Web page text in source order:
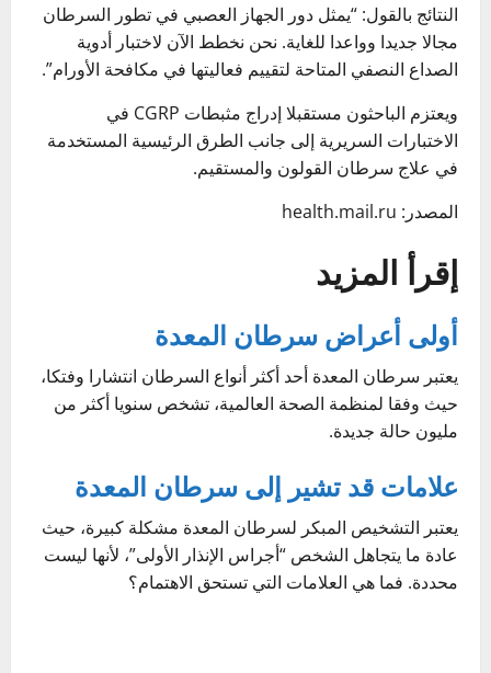
النتائج بالقول: “يمثل دور الجهاز العصبي في تطور السرطان
مجالا جديدا وواعدا للغاية. نحن نخطط الآن لاختبار أدوية
الصداع النصفي المتاحة لتقييم فعاليتها في مكافحة الأورام”.
ويعتزم الباحثون مستقبلا إدراج مثبطات CGRP في
الاختبارات السريرية إلى جانب الطرق الرئيسية المستخدمة
في علاج سرطان القولون والمستقيم.
المصدر: health.mail.ru
إقرأ المزيد
أولى أعراض سرطان المعدة
يعتبر سرطان المعدة أحد أكثر أنواع السرطان انتشارا وفتكا،
حيث وفقا لمنظمة الصحة العالمية، تشخص سنويا أكثر من
مليون حالة جديدة.
علامات قد تشير إلى سرطان المعدة
يعتبر التشخيص المبكر لسرطان المعدة مشكلة كبيرة، حيث
عادة ما يتجاهل الشخص “أجراس الإنذار الأولى”، لأنها ليست
محددة. فما هي العلامات التي تستحق الاهتمام؟